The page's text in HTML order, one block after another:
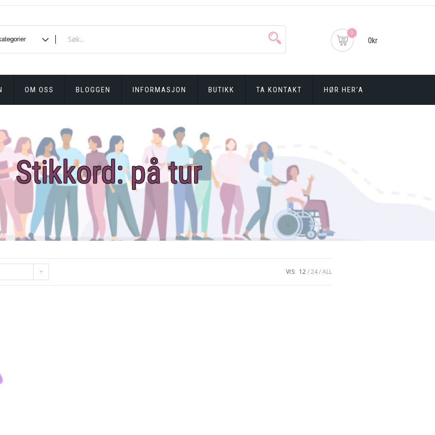
0
0kr
OM OSS BLOGGEN INFORMASJON BUTIKK TA KONTAKT HØR HER’A
Stikkord:på tur
VIS: 12 24 ALL